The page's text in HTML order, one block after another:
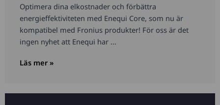
Optimera dina elkostnader och förbättra
energieffektiviteten med Enequi Core, som nu är
kompatibel med Fronius produkter! För oss är det
ingen nyhet att Enequi har ...
Läs mer »